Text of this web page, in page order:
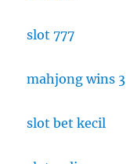
slot 777
mahjong wins 3
slot bet kecil